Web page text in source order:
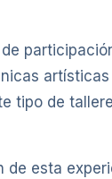
tipo de
de esta